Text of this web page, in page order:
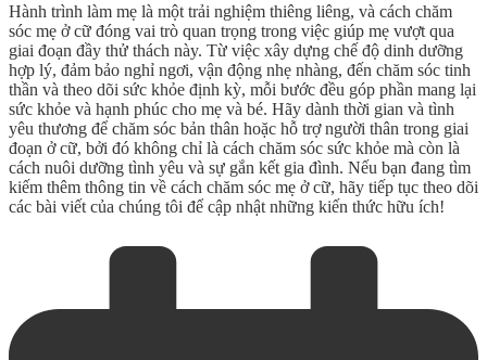
Hành trình làm mẹ là một trải nghiệm thiêng liêng, và cách chăm
sóc mẹ ở cữ đóng vai trò quan trọng trong việc giúp mẹ vượt qua
giai đoạn đầy thử thách này. Từ việc xây dựng chế độ dinh dưỡng
hợp lý, đảm bảo nghỉ ngơi, vận động nhẹ nhàng, đến chăm sóc tinh
thần và theo dõi sức khỏe định kỳ, mỗi bước đều góp phần mang lại
sức khỏe và hạnh phúc cho mẹ và bé. Hãy dành thời gian và tình
yêu thương để chăm sóc bản thân hoặc hỗ trợ người thân trong giai
đoạn ở cữ, bởi đó không chỉ là cách chăm sóc sức khỏe mà còn là
cách nuôi dưỡng tình yêu và sự gắn kết gia đình. Nếu bạn đang tìm
kiếm thêm thông tin về cách chăm sóc mẹ ở cữ, hãy tiếp tục theo dõi
các bài viết của chúng tôi để cập nhật những kiến thức hữu ích!